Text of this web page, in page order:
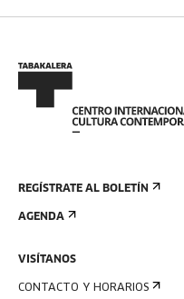
REGÍSTRATE AL BOLETÍN
AGENDA
VISÍTANOS
CONTACTO Y HORARIOS